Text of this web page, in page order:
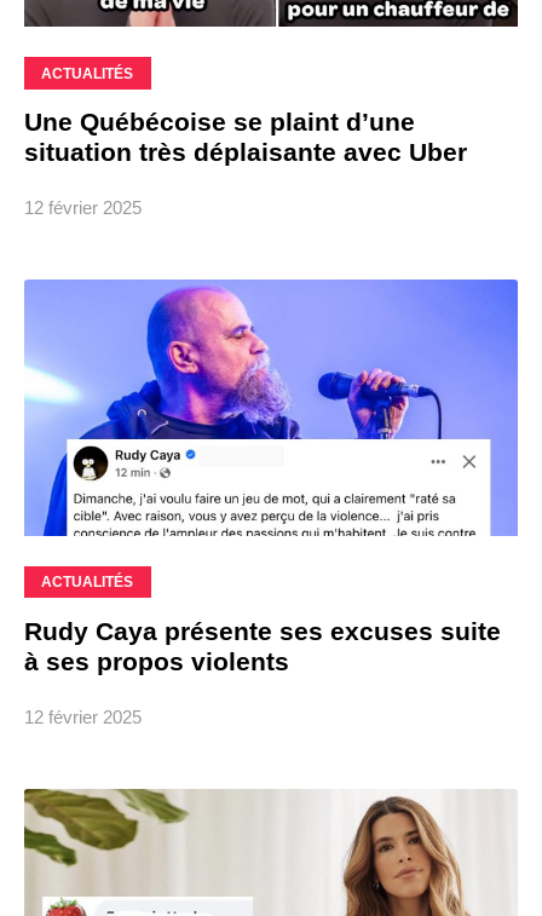
ACTUALITÉS
Une Québécoise se plaint d’une
situation très déplaisante avec Uber
12 février 2025
ACTUALITÉS
Rudy Caya présente ses excuses suite
à ses propos violents
12 février 2025